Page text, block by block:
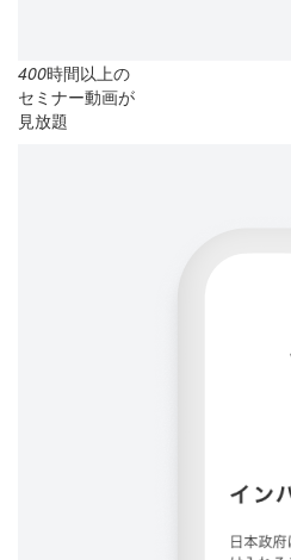
400時間以上の
セミナー動画が
見放題